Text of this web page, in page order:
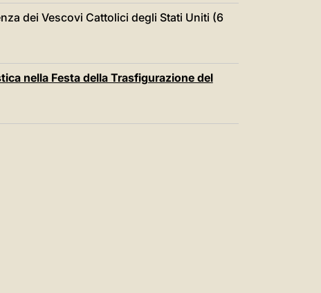
dei Vescovi Cattolici degli Stati Uniti (6
nella Festa della Trasfigurazione del